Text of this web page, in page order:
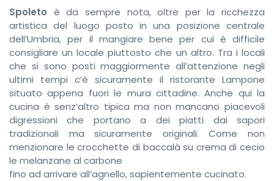
Spoleto è da sempre nota, oltre per la ricchezza
artistica del luogo posto in una posizione centrale
dell’Umbria, per il mangiare bene per cui è difficile
consigliare un locale piuttosto che un altro. Tra i locali
che si sono posti maggiormente all’attenzione negli
ultimi tempi c’è sicuramente il ristorante Lampone
situato appena fuori le mura cittadine. Anche qui la
cucina è senz’altro tipica ma non mancano piacevoli
digressioni che portano a dei piatti dai sapori
tradizionali ma sicuramente originali. Come non
menzionare le crocchette di baccalà su crema di cecio
le melanzane al carbone
fino ad arrivare all’agnello, sapientemente cucinato.